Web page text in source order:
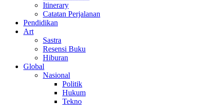
Itinerary
Catatan Perjalanan
Pendidikan
Art
Sastra
Resensi Buku
Hiburan
Global
Nasional
Politik
Hukum
Tekno